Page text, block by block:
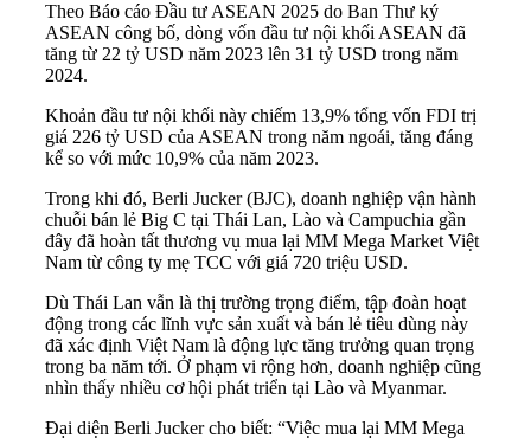
Theo Báo cáo Đầu tư ASEAN 2025 do Ban Thư ký
ASEAN công bố, dòng vốn đầu tư nội khối ASEAN đã
tăng từ 22 tỷ USD năm 2023 lên 31 tỷ USD trong năm
2024.
Khoản đầu tư nội khối này chiếm 13,9% tổng vốn FDI trị
giá 226 tỷ USD của ASEAN trong năm ngoái, tăng đáng
kể so với mức 10,9% của năm 2023.
Trong khi đó, Berli Jucker (BJC), doanh nghiệp vận hành
chuỗi bán lẻ Big C tại Thái Lan, Lào và Campuchia gần
đây đã hoàn tất thương vụ mua lại MM Mega Market Việt
Nam từ công ty mẹ TCC với giá 720 triệu USD.
Dù Thái Lan vẫn là thị trường trọng điểm, tập đoàn hoạt
động trong các lĩnh vực sản xuất và bán lẻ tiêu dùng này
đã xác định Việt Nam là động lực tăng trưởng quan trọng
trong ba năm tới. Ở phạm vi rộng hơn, doanh nghiệp cũng
nhìn thấy nhiều cơ hội phát triển tại Lào và Myanmar.
Đại diện Berli Jucker cho biết: “Việc mua lại MM Mega